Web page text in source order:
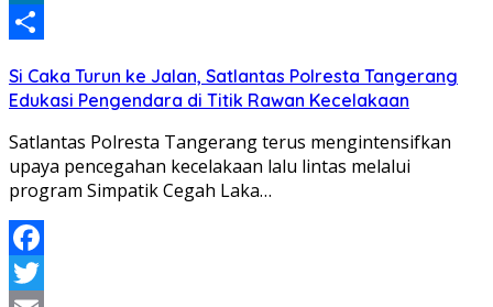
LinkedIn
Si Caka Turun ke Jalan, Satlantas Polresta Tangerang
Edukasi Pengendara di Titik Rawan Kecelakaan
Satlantas Polresta Tangerang terus mengintensifkan
upaya pencegahan kecelakaan lalu lintas melalui
program Simpatik Cegah Laka…
Facebook